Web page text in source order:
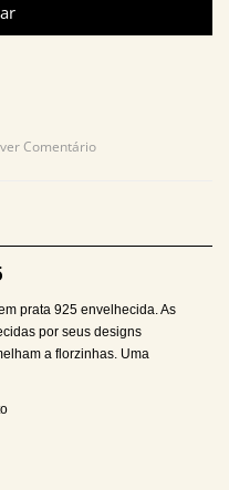
Comentário
prata 925 envelhecida. As
por seus designs
a florzinhas. Uma